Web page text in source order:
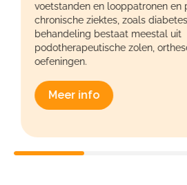
voetstanden en looppatronen en
chronische ziektes, zoals
behandeling bestaat meestal uit
podotherapeutische zolen,
oefeningen.
Meer info